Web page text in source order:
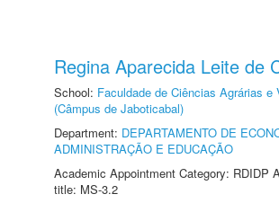
Regina Aparecida Leite de
School: Faculdade de Ciências Agrárias e
(Câmpus de Jaboticabal)
Department: DEPARTAMENTO DE
ADMINISTRAÇÃO E EDUCAÇÃO
Academic Appointment Category: RDIDP
title: MS-3.2